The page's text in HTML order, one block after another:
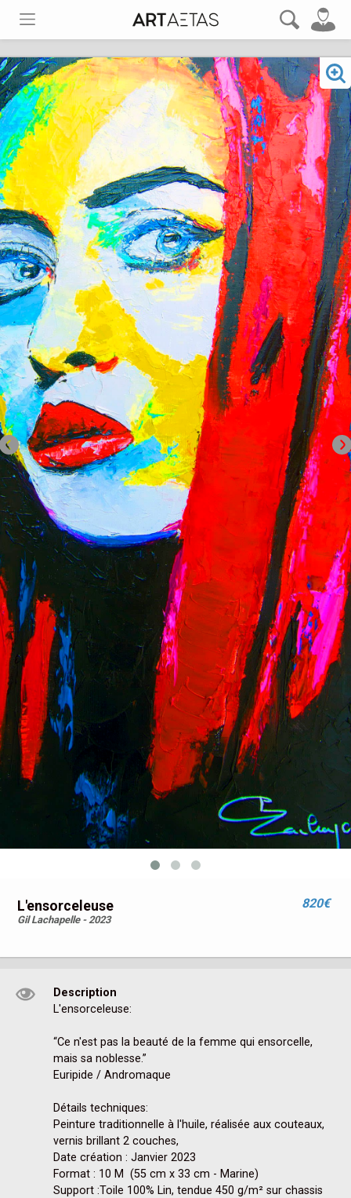
L'ensorceleuse
Gil Lachapelle - 2023
820€
Description
L'ensorceleuse:
“Ce n'est pas la beauté de la femme qui ensorcelle,
mais sa noblesse.”
Euripide / Andromaque
Détails techniques:
Peinture traditionnelle à l'huile, réalisée aux couteaux,
vernis brillant 2 couches,
Date création : Janvier 2023
Format : 10 M  (55 cm x 33 cm - Marine)
Support :Toile 100% Lin, tendue 450 g/m² sur chassis